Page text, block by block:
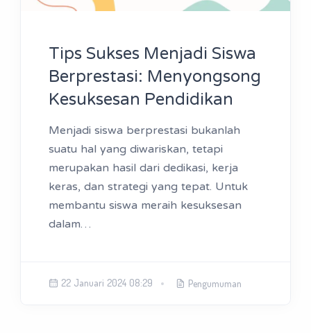
Tips Sukses Menjadi Siswa
Berprestasi: Menyongsong
Kesuksesan Pendidikan
Menjadi siswa berprestasi bukanlah
suatu hal yang diwariskan, tetapi
merupakan hasil dari dedikasi, kerja
keras, dan strategi yang tepat. Untuk
membantu siswa meraih kesuksesan
dalam…
22 Januari 2024 08:29 Pengumuman